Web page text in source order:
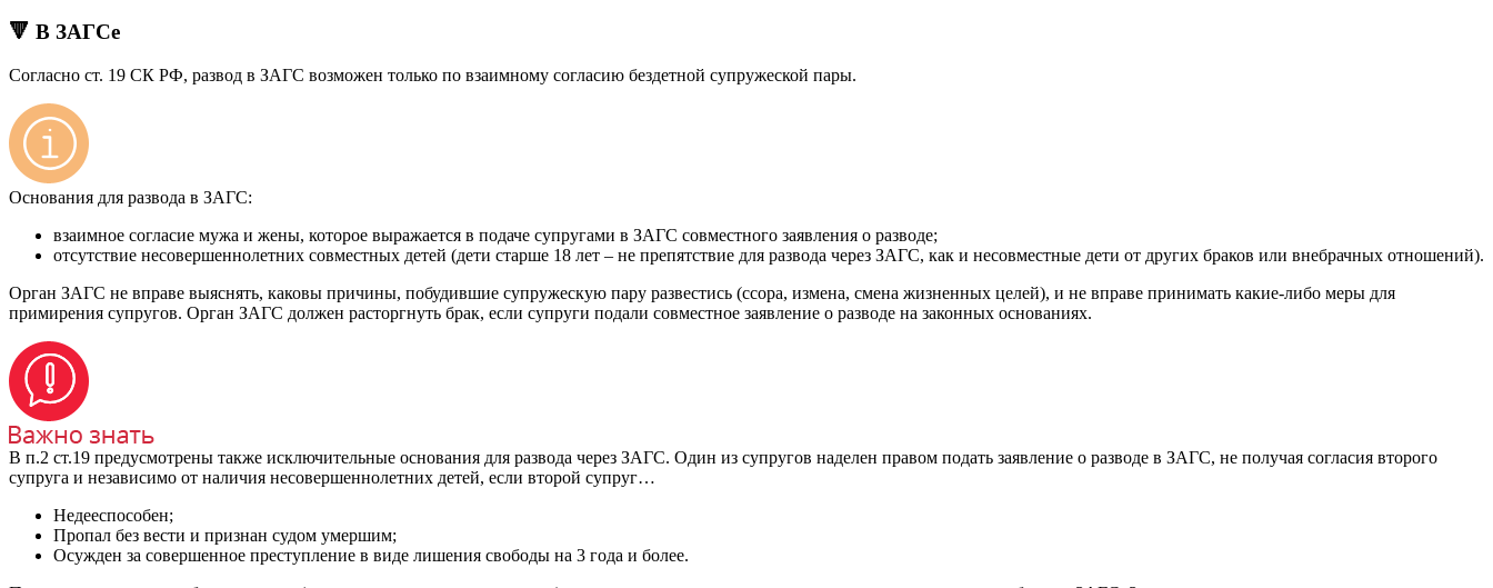
🔻 В ЗАГСе
Согласно ст. 19 СК РФ, развод в ЗАГС возможен только по взаимному согласию бездетной супружеской пары.
Основания для развода в ЗАГС:
взаимное согласие мужа и жены, которое выражается в подаче супругами в ЗАГС совместного заявления о разводе;
отсутствие несовершеннолетних совместных детей (дети старше 18 лет – не препятствие для развода через ЗАГС, как и несовместные дети от других браков или внебрачных отношений).
Орган ЗАГС не вправе выяснять, каковы причины, побудившие супружескую пару развестись (ссора, измена, смена жизненных целей), и не вправе принимать какие-либо меры для
примирения супругов. Орган ЗАГС должен расторгнуть брак, если супруги подали совместное заявление о разводе на законных основаниях.
В п.2 ст.19 предусмотрены также исключительные основания для развода через ЗАГС. Один из супругов наделен правом подать заявление о разводе в ЗАГС, не получая согласия второго
супруга и независимо от наличия несовершеннолетних детей, если второй супруг…
Недееспособен;
Пропал без вести и признан судом умершим;
Осужден за совершенное преступление в виде лишения свободы на 3 года и более.